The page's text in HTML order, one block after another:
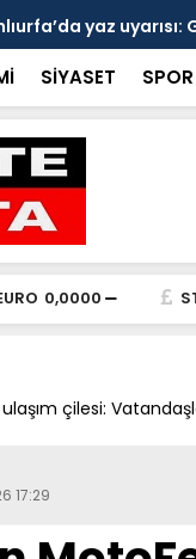
yaz uyarısı:
SİYASET SPOR
0,0000
çilesi:
17:29